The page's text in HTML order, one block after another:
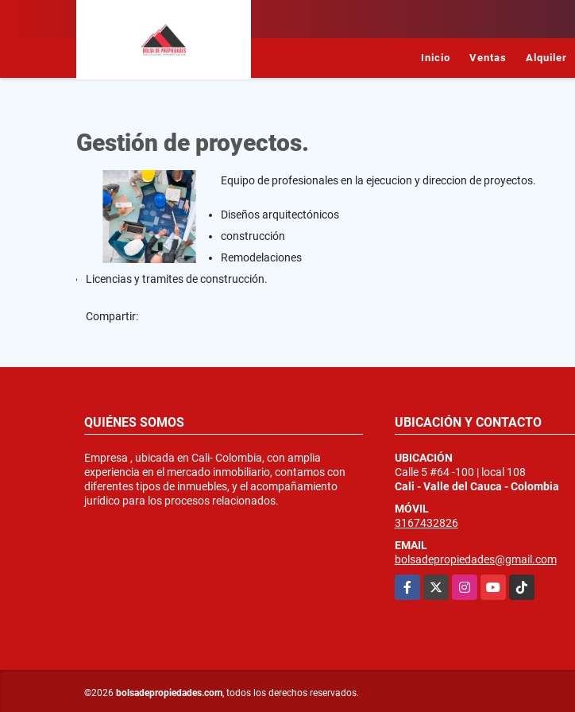
Inicio Ventas Alquiler
Gestión de proyectos.
Equipo de profesionales en la ejecucion y direccion de proyectos.
Diseños arquitectónicos
construcción
Remodelaciones
Licencias y tramites de construcción.
Compartir:
QUIÉNES SOMOS
Empresa , ubicada en Cali- Colombia, con amplia
experiencia en el mercado inmobiliario, contamos con
diferentes tipos de inmuebles, y el acompañamiento
jurídico para los procesos relacionados.
UBICACIÓN Y CONTACTO
UBICACIÓN
Calle 5 #64 -100 | local 108
Cali - Valle del Cauca - Colombia
MÓVIL
3167432826
EMAIL
bolsadepropiedades@gmail.com
Facebook
InstagramYouTubeTikTok
©2026 bolsadepropiedades.com, todos los derechos reservados.